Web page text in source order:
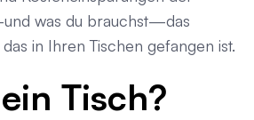
und was du brauchst—das
in Ihren Tischen gefangen ist.
Tisch?